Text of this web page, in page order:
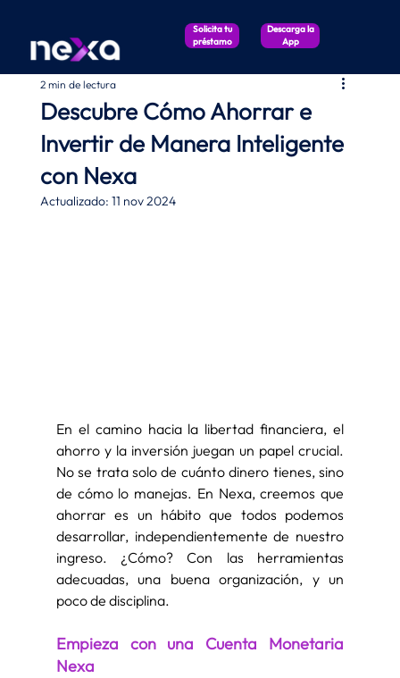
Solicita tu
préstamo
Descarga la
App
Descubre Cómo Ahorrar e
Invertir de Manera Inteligente
con Nexa
2 min de lectura
Actualizado: 11 nov 2024
En el camino hacia la libertad financiera, el
ahorro y la inversión juegan un papel crucial.
No se trata solo de cuánto dinero tienes, sino
de cómo lo manejas. En Nexa, creemos que
ahorrar es un hábito que todos podemos
desarrollar, independientemente de nuestro
ingreso. ¿Cómo? Con las herramientas
adecuadas, una buena organización, y un
poco de disciplina.
Empieza con una Cuenta Monetaria
Nexa